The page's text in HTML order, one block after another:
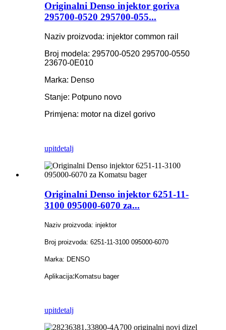
Originalni Denso injektor goriva
295700-0520 295700-055...
Naziv proizvoda: injektor common rail
Broj modela: 295700-0520 295700-0550
23670-0E010
Marka: Denso
Stanje: Potpuno novo
Primjena: motor na dizel gorivo
upitdetalj
Originalni Denso injektor 6251-11-
3100 095000-6070 za...
Naziv proizvoda: injektor
Broj proizvoda: 6251-11-3100 095000-6070
Marka: DENSO
Aplikacija: Komatsu bager
upitdetalj